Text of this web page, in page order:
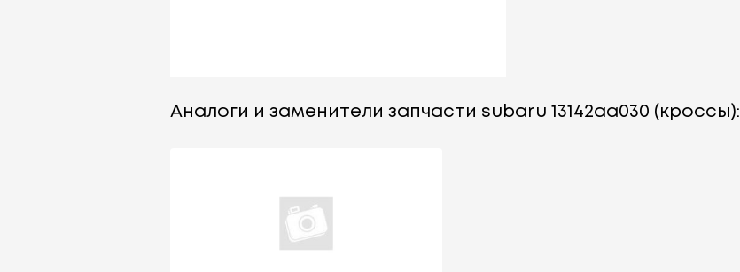
Аналоги и заменители запчасти subaru 13142aa030 (кроссы):